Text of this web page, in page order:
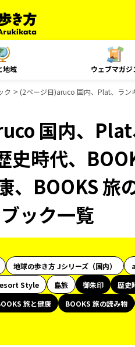
地域 ウェブマガジ
ク (2ページ目)aruco 国内、Plat、ラン
国内、
史時代、
、BOOKS 旅
ック一覧
地球の歩き方 Jシリーズ（国内）
Style 島旅 御朱印 歴史
旅と健康 BOOKS 旅の読み物